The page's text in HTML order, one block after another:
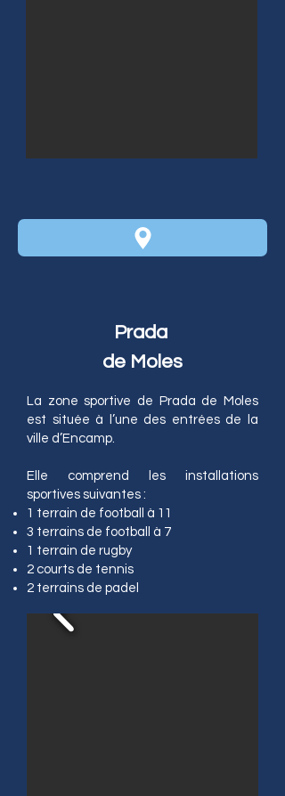
Prada
de Moles
La zone sportive de Prada de Moles
est située à l’une des entrées de la
ville d’Encamp.
Elle comprend les installations
sportives suivantes :
1 terrain de football à 11
3 terrains de football à 7
1 terrain de rugby
2 courts de tennis
2 terrains de padel